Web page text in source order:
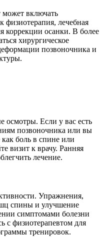
включать
физиотерапия, лечебная
коррекции осанки. В более
хирургическое
позвоночника и
осмотры. Если у вас есть
позвоночника или вы
боль в спине или
визит к врачу. Ранняя
лечение.
Упражнения,
спины и улучшение
симптомами болезни
с физиотерапевтом для
тренировок.